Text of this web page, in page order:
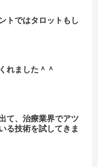
トではタロットもし
れました＾＾
て、治療業界でアツ
る技術を試してきま